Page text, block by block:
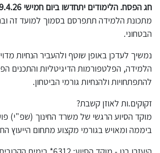
חג הפסח. הלימודים יתחדשו ביום חמישי 9.4.26.
מתכונת הלמידה תתפרסם בסמוך למועד זה
הבטחוני.
נמשיך לעדכן באופן שוטף ולהעביר הנחיות
הלמידה, הפלטפורמות הדיגיטליות והתכנים
להתפתחויות ולהנחיות גורמי הביטחון.
זקוקים.ות לאוזן קשבת?
ביממה ומאויש בגורמי מקצוע מתחום הייעוץ